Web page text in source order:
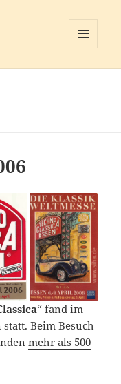
“ fand im
Beim Besuch
mehr als 500